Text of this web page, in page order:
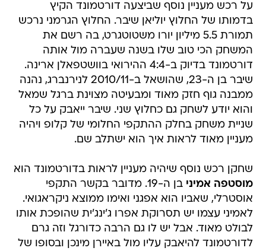
על רכש מעניין נוסף שביצעה דורטמונד הקיץ
בדמותו של החלוץ יוליאן שיבר. החלוץ הגרמני נרכש
תמורת 5.5 מיליון יורו משטוטגרט, בה רשם את
המשחק הכי טוב שלו בשנה שעברה מול אותה
דורטמונד בדיוק ב-4:4 ההירואי בוושטפאלן ארינה.
שיבר בן ה-23, שהושאל ב-2010/11 לנירנברג, נהנה
ממבנה גוף חזק מאוד ומבעיטה מצוינת ברגל שמאל
והוא יודע לשחק גם כחלוץ שני. שיבר ייאבק על כל
שניית משחק בחלק ההתקפי החלומי של קלופ ויהיה
מעניין מאוד לראות איך הוא ישתלב שם.
שחקן רכש נוסף שיהיה מעניין לראות בדורטמונד הוא
מוסטפה אמיני
בן ה-19. מדובר בקשר התקפי
אוסטרלי, שאביו הוא אפגני ואימו ממוצא ניקראגואי.
לאמיני עצמו יש תסרוקת אפרו ג'ינג'ית שהופכת אותו
לבולט מאוד. אבל יש לו גם הרבה כדורגל וזה גרם
לדורטמונד להיאבק עליו מול באיירן מינכן ובסופו של